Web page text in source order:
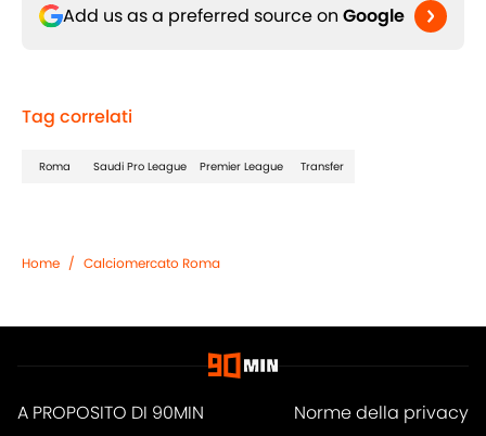
Add us as a preferred source on Google
Tag correlati
Roma Saudi Pro League Premier League Transfer
Home / Calciomercato Roma
A PROPOSITO DI 90MIN Norme della privacy